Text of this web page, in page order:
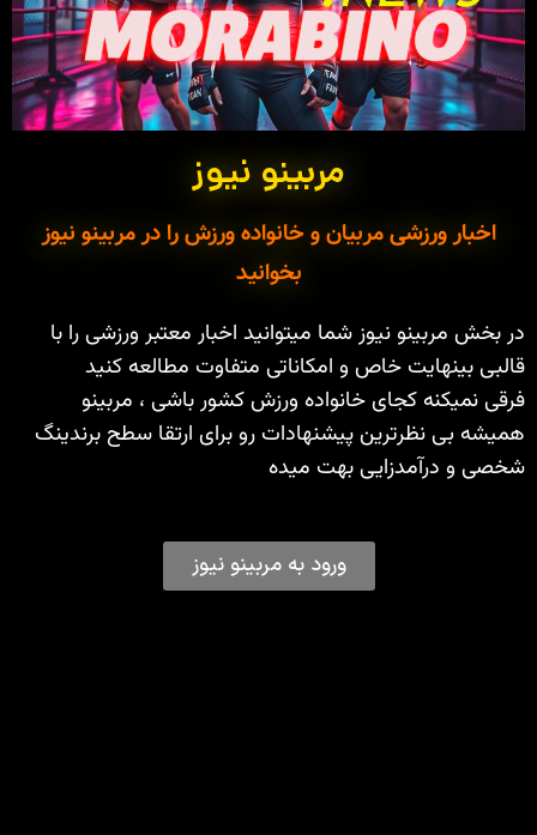
مربینو نیوز
اخبار ورزشی مربیان و خانواده ورزش را در مربینو نیوز
بخوانید
در بخش مربینو نیوز شما میتوانید اخبار معتبر ورزشی را با
قالبی بینهایت خاص و امکاناتی متفاوت مطالعه کنید
فرقی نمیکنه کجای خانواده ورزش کشور باشی ، مربینو
همیشه بی نظرترین پیشنهادات رو برای ارتقا سطح برندینگ
شخصی و درآمدزایی بهت میده
ورود به مربینو نیوز